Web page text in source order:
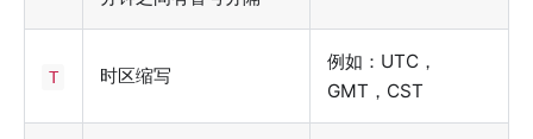
T 时区缩写
例如：UTC，
GMT，CST